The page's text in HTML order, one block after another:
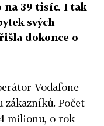
39 tisíc. I tak
svých
dokonce o
Vodafone
Počet
milionu, o rok